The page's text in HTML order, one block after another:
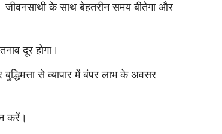
जीवनसाथी के साथ बेहतरीन समय बीतेगा और
दूर होगा।
से व्यापार में बंपर लाभ के अवसर
करें।